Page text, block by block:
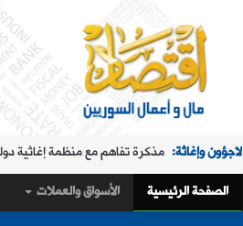
لاجؤون وإغاثة: مذكرة تفاهم مع منظمة إغاثية
الملفات الساخنة:"البريد" تقدم خدمة استبدال
حال البلد: مرسوم تكليف رمضان بإدارة هيئة
أسواق و عملات: كيف أغلق سعر صرف الليرة مقابل
الصفحة الرئيسية الأسواق والعملات